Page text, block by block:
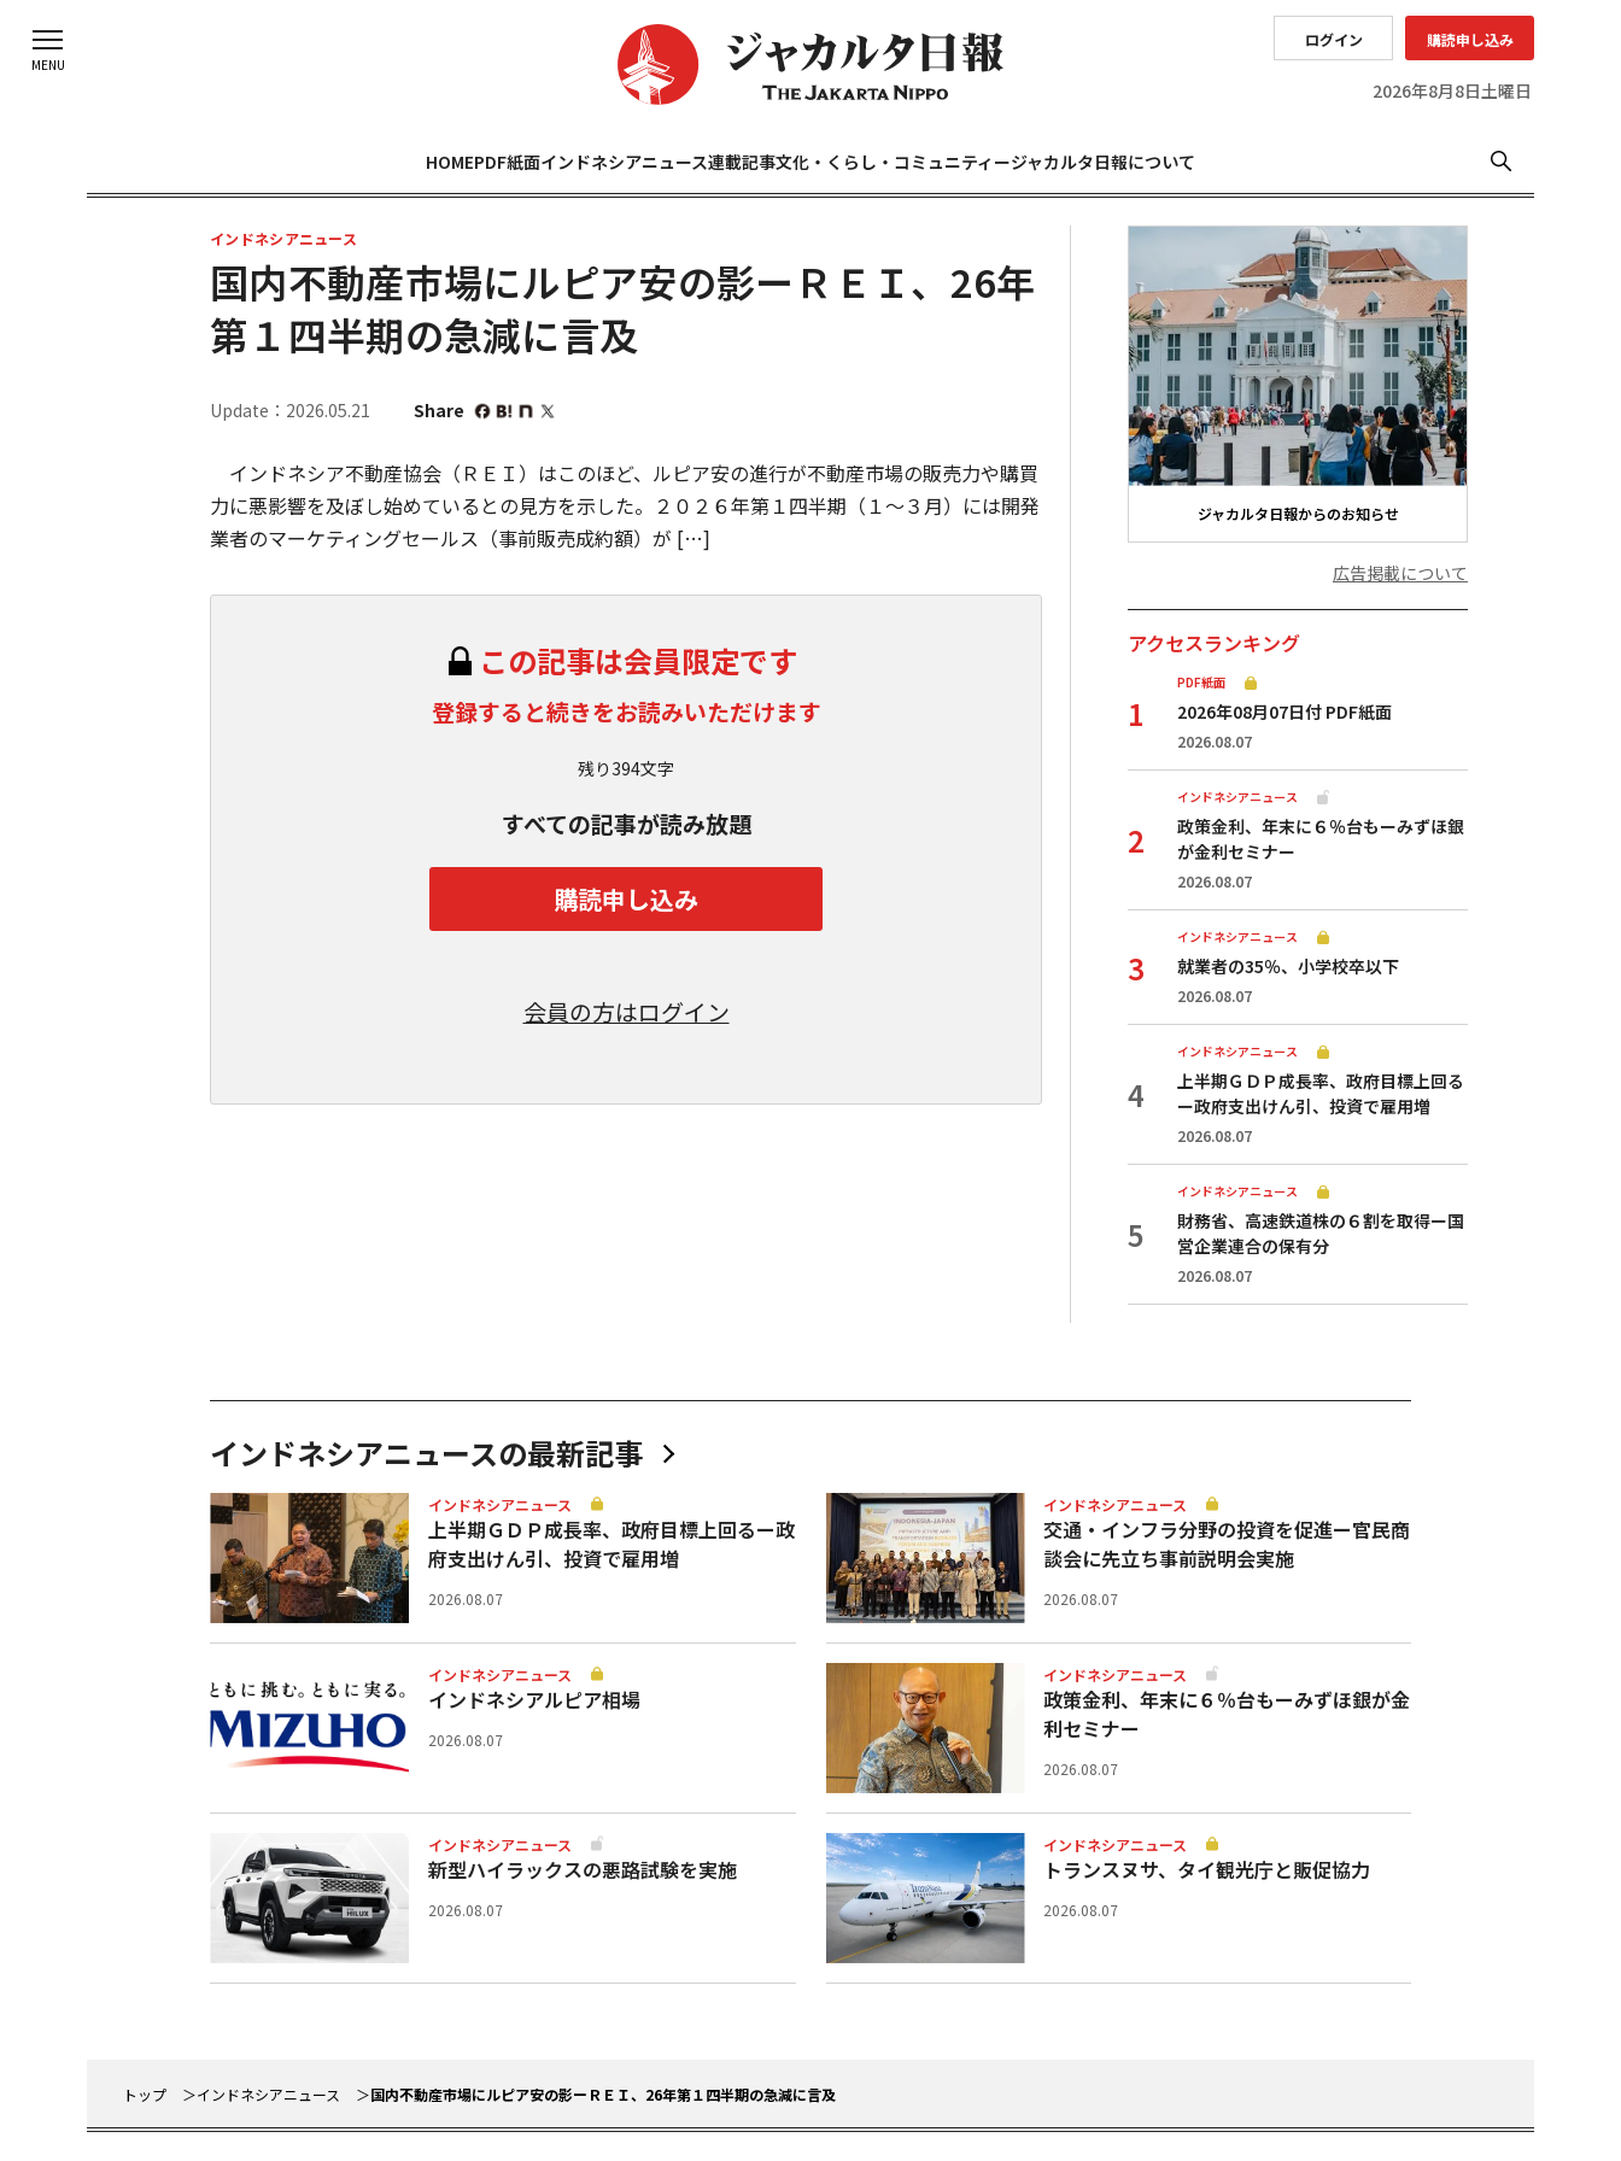
ログイン 購読申し込み
2026年8月8日土曜日
HOMEPDF紙面インドネシアニュース連載記事文化・くらし・コミュニティージャカルタ日報について
インドネシアニュース
国内不動産市場にルピア安の影ーＲＥＩ、26年
第１四半期の急減に言及
Update：2026.05.21 Share
インドネシア不動産協会（ＲＥＩ）はこのほど、ルピア安の進行が不動産市場の販売力や購買
力に悪影響を及ぼし始めているとの見方を示した。２０２６年第１四半期（１～３月）には開発
業者のマーケティングセールス（事前販売成約額）が […]
この記事は会員限定です
登録すると続きをお読みいただけます
残り394文字
すべての記事が読み放題
購読申し込み
会員の方はログイン
ジャカルタ日報からのお知らせ
広告掲載について
アクセスランキング
PDF紙面
2026年08月07日付 PDF紙面
2026.08.07
インドネシアニュース
政策金利、年末に６％台もーみずほ銀
が金利セミナー
2026.08.07
インドネシアニュース
就業者の35％、小学校卒以下
2026.08.07
インドネシアニュース
上半期ＧＤＰ成長率、政府目標上回る
ー政府支出けん引、投資で雇用増
2026.08.07
インドネシアニュース
財務省、高速鉄道株の６割を取得ー国
営企業連合の保有分
2026.08.07
インドネシアニュースの最新記事
インドネシアニュース
上半期ＧＤＰ成長率、政府目標上回るー政
府支出けん引、投資で雇用増
2026.08.07
インドネシアニュース
交通・インフラ分野の投資を促進ー官民商
談会に先立ち事前説明会実施
2026.08.07
インドネシアニュース
インドネシアルピア相場
2026.08.07
インドネシアニュース
政策金利、年末に６％台もーみずほ銀が金
利セミナー
2026.08.07
インドネシアニュース
新型ハイラックスの悪路試験を実施
2026.08.07
インドネシアニュース
トランスヌサ、タイ観光庁と販促協力
2026.08.07
トップ インドネシアニュース 国内不動産市場にルピア安の影ーＲＥＩ、26年第１四半期の急減に言及